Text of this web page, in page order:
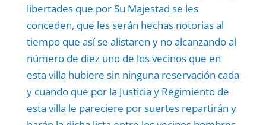
libertades que por Su Majestad se les
conceden, que les serán hechas notorias al
tiempo que así se alistaren y no alcanzando al
número de diez uno de los vecinos que en
esta villa hubiere sin ninguna reservación cada
y cuando que por la Justicia y Regimiento de
esta villa le pareciere por suertes repartirán y